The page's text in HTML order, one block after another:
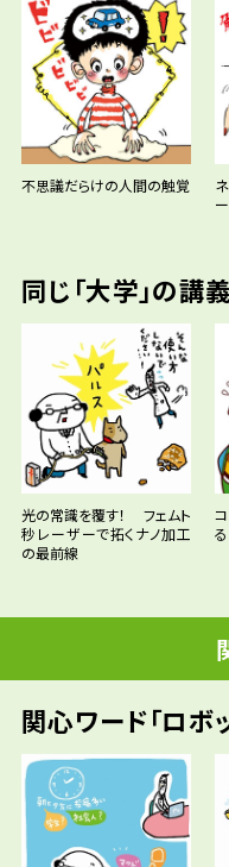
不思議だらけの人間の触覚
同じ「大学」の講義
光の常識を覆す！ フェムト
秒レーザーで拓くナノ加工
の最前線
る
関心ワード「ロボ